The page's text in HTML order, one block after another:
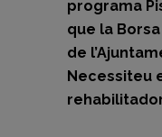
programa
que la
de
Necessiteu